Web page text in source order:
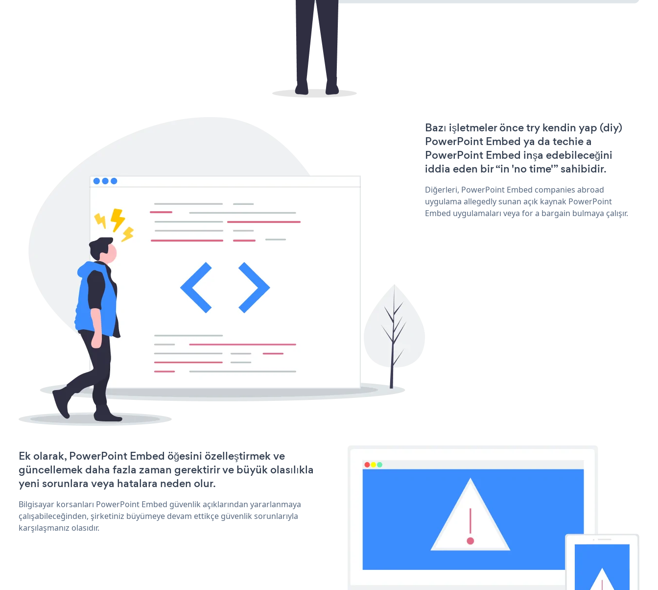
Bazı işletmeler önce try kendin yap (diy)
PowerPoint Embed ya da techie a
PowerPoint Embed inşa edebileceğini
iddia eden bir “in 'no time'” sahibidir.
Diğerleri, PowerPoint Embed companies abroad
uygulama allegedly sunan açık kaynak PowerPoint
Embed uygulamaları veya for a bargain bulmaya çalışır.
Ek olarak, PowerPoint Embed öğesini özelleştirmek ve
güncellemek daha fazla zaman gerektirir ve büyük olasılıkla
yeni sorunlara veya hatalara neden olur.
Bilgisayar korsanları PowerPoint Embed güvenlik açıklarından yararlanmaya
çalışabileceğinden, şirketiniz büyümeye devam ettikçe güvenlik sorunlarıyla
karşılaşmanız olasıdır.